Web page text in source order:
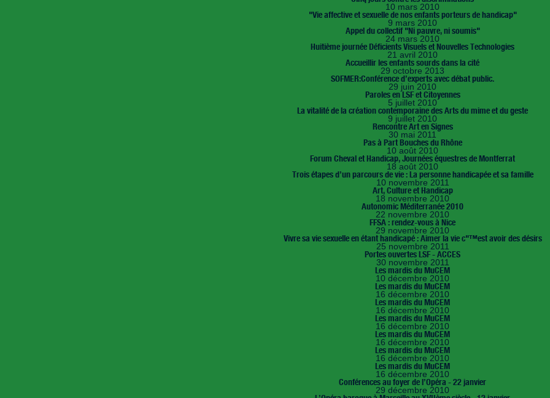
10 mars 2010
"Vie affective et sexuelle de nos enfants porteurs de handicap"
9 mars 2010
Appel du collectif "Ni pauvre, ni soumis"
24 mars 2010
Huitième journée Déficients Visuels et Nouvelles Technologies
21 avril 2010
Accueillir les enfants sourds dans la cité
29 octobre 2013
SOFMER:Conférence d’experts avec débat public.
29 juin 2010
Paroles en LSF et Citoyennes
5 juillet 2010
La vitalité de la création contemporaine des Arts du mime et du geste
9 juillet 2010
Rencontre Art en Signes
30 mai 2011
Pas à Part Bouches du Rhône
10 août 2010
Forum Cheval et Handicap, Journées équestres de Montferrat
18 août 2010
Trois étapes d’un parcours de vie : La personne handicapée et sa famille
10 novembre 2011
Art, Culture et Handicap
18 novembre 2010
Autonomic Méditerranée 2010
22 novembre 2010
FFSA : rendez-vous à Nice
29 novembre 2010
Vivre sa vie sexuelle en étant handicapé : Aimer la vie c"™est avoir des désirs
25 novembre 2011
Portes ouvertes LSF - ACCES
30 novembre 2011
Les mardis du MuCEM
10 décembre 2010
Les mardis du MuCEM
16 décembre 2010
Les mardis du MuCEM
16 décembre 2010
Les mardis du MuCEM
16 décembre 2010
Les mardis du MuCEM
16 décembre 2010
Les mardis du MuCEM
16 décembre 2010
Les mardis du MuCEM
16 décembre 2010
Conférences au foyer de l’Opéra - 22 janvier
29 décembre 2010